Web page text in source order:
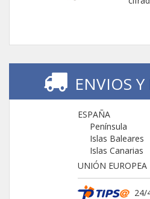
ENVIOS
ESPAÑA
Península
Islas Baleares
Islas Canarias
UNIÓN EUROPEA
24/